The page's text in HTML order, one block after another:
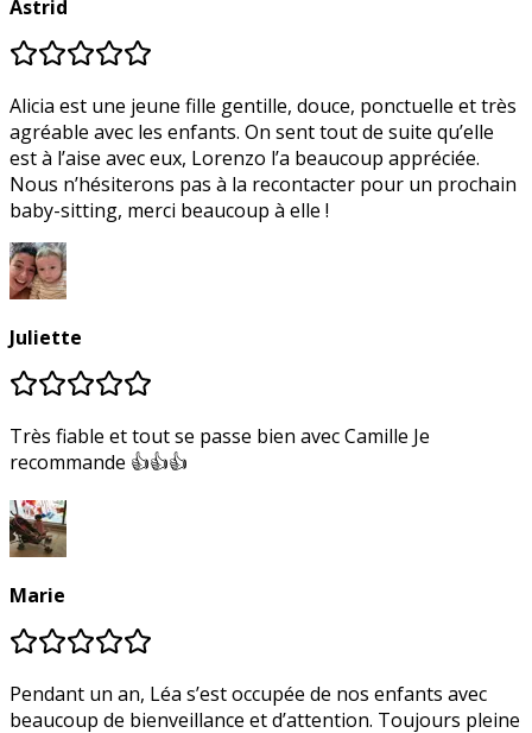
Astrid
Alicia est une jeune fille gentille, douce, ponctuelle et très
agréable avec les enfants. On sent tout de suite qu’elle
est à l’aise avec eux, Lorenzo l’a beaucoup appréciée.
Nous n’hésiterons pas à la recontacter pour un prochain
baby-sitting, merci beaucoup à elle !
Juliette
Très fiable et tout se passe bien avec Camille Je
recommande 👍👍👍
Marie
Pendant un an, Léa s’est occupée de nos enfants avec
beaucoup de bienveillance et d’attention. Toujours pleine